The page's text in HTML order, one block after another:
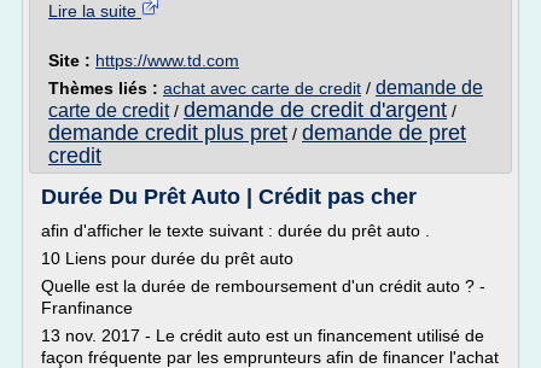
Lire la suite
Site : https://www.td.com
Thèmes liés : achat avec carte de credit / demande de
carte de credit/ demande de credit d'argent /
demande credit plus pret / demande de pret
credit
Durée Du Prêt Auto | Crédit pas cher
afin d'afficher le texte suivant : durée du prêt auto .
10 Liens pour durée du prêt auto
Quelle est la durée de remboursement d'un crédit auto ? -
Franfinance
13 nov. 2017 - Le crédit auto est un financement utilisé de
façon fréquente par les emprunteurs afin de financer l'achat